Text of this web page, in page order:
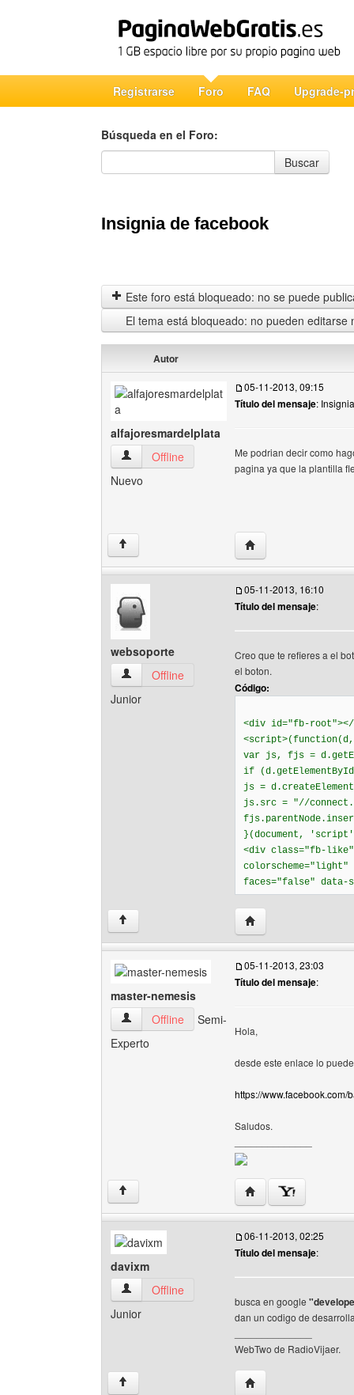
Registrarse Foro FAQ Upgrade-
Búsqueda en el Foro:
Búsqueda en el Foro
Buscar
Insignia de facebook
Este foro está bloqueado: no se puede
El tema está bloqueado: no pueden editarse
Autor
alfajoresmardelplata
alfajoresmardelplata Ver perfil del usuario
Offline
Nuevo
05-11-2013, 09:15
Título del mensaje:
Me podrian decir como
pagina ya que la plantilla
↑ Visitar sitio web del
websoporte
websoporte Ver perfil del usuario
Offline
Junior
05-11-2013, 16:10
Título del mensaje:
Creo que te refieres a el
el boton.
Código:
<div id="fb-
var js, fjs =
if
js =
js.src = "//
}(document,
<div class="fb-
faces="false" data-
↑ Visitar sitio web del
master-nemesis
master-nemesis Ver perfil del usuario
Offline
Semi-
Experto
05-11-2013, 23:03
Título del mensaje:
Hola,
desde este enlace lo
https://www.facebook.com/
Saludos.
↑ Visitar sitio web del
davixm
davixm Ver perfil del usuario
Offline
Junior
06-11-2013, 02:25
Título del mensaje:
busca en google
dan un codigo de
WebTwo de RadioVijaer.
↑ Visitar sitio web del